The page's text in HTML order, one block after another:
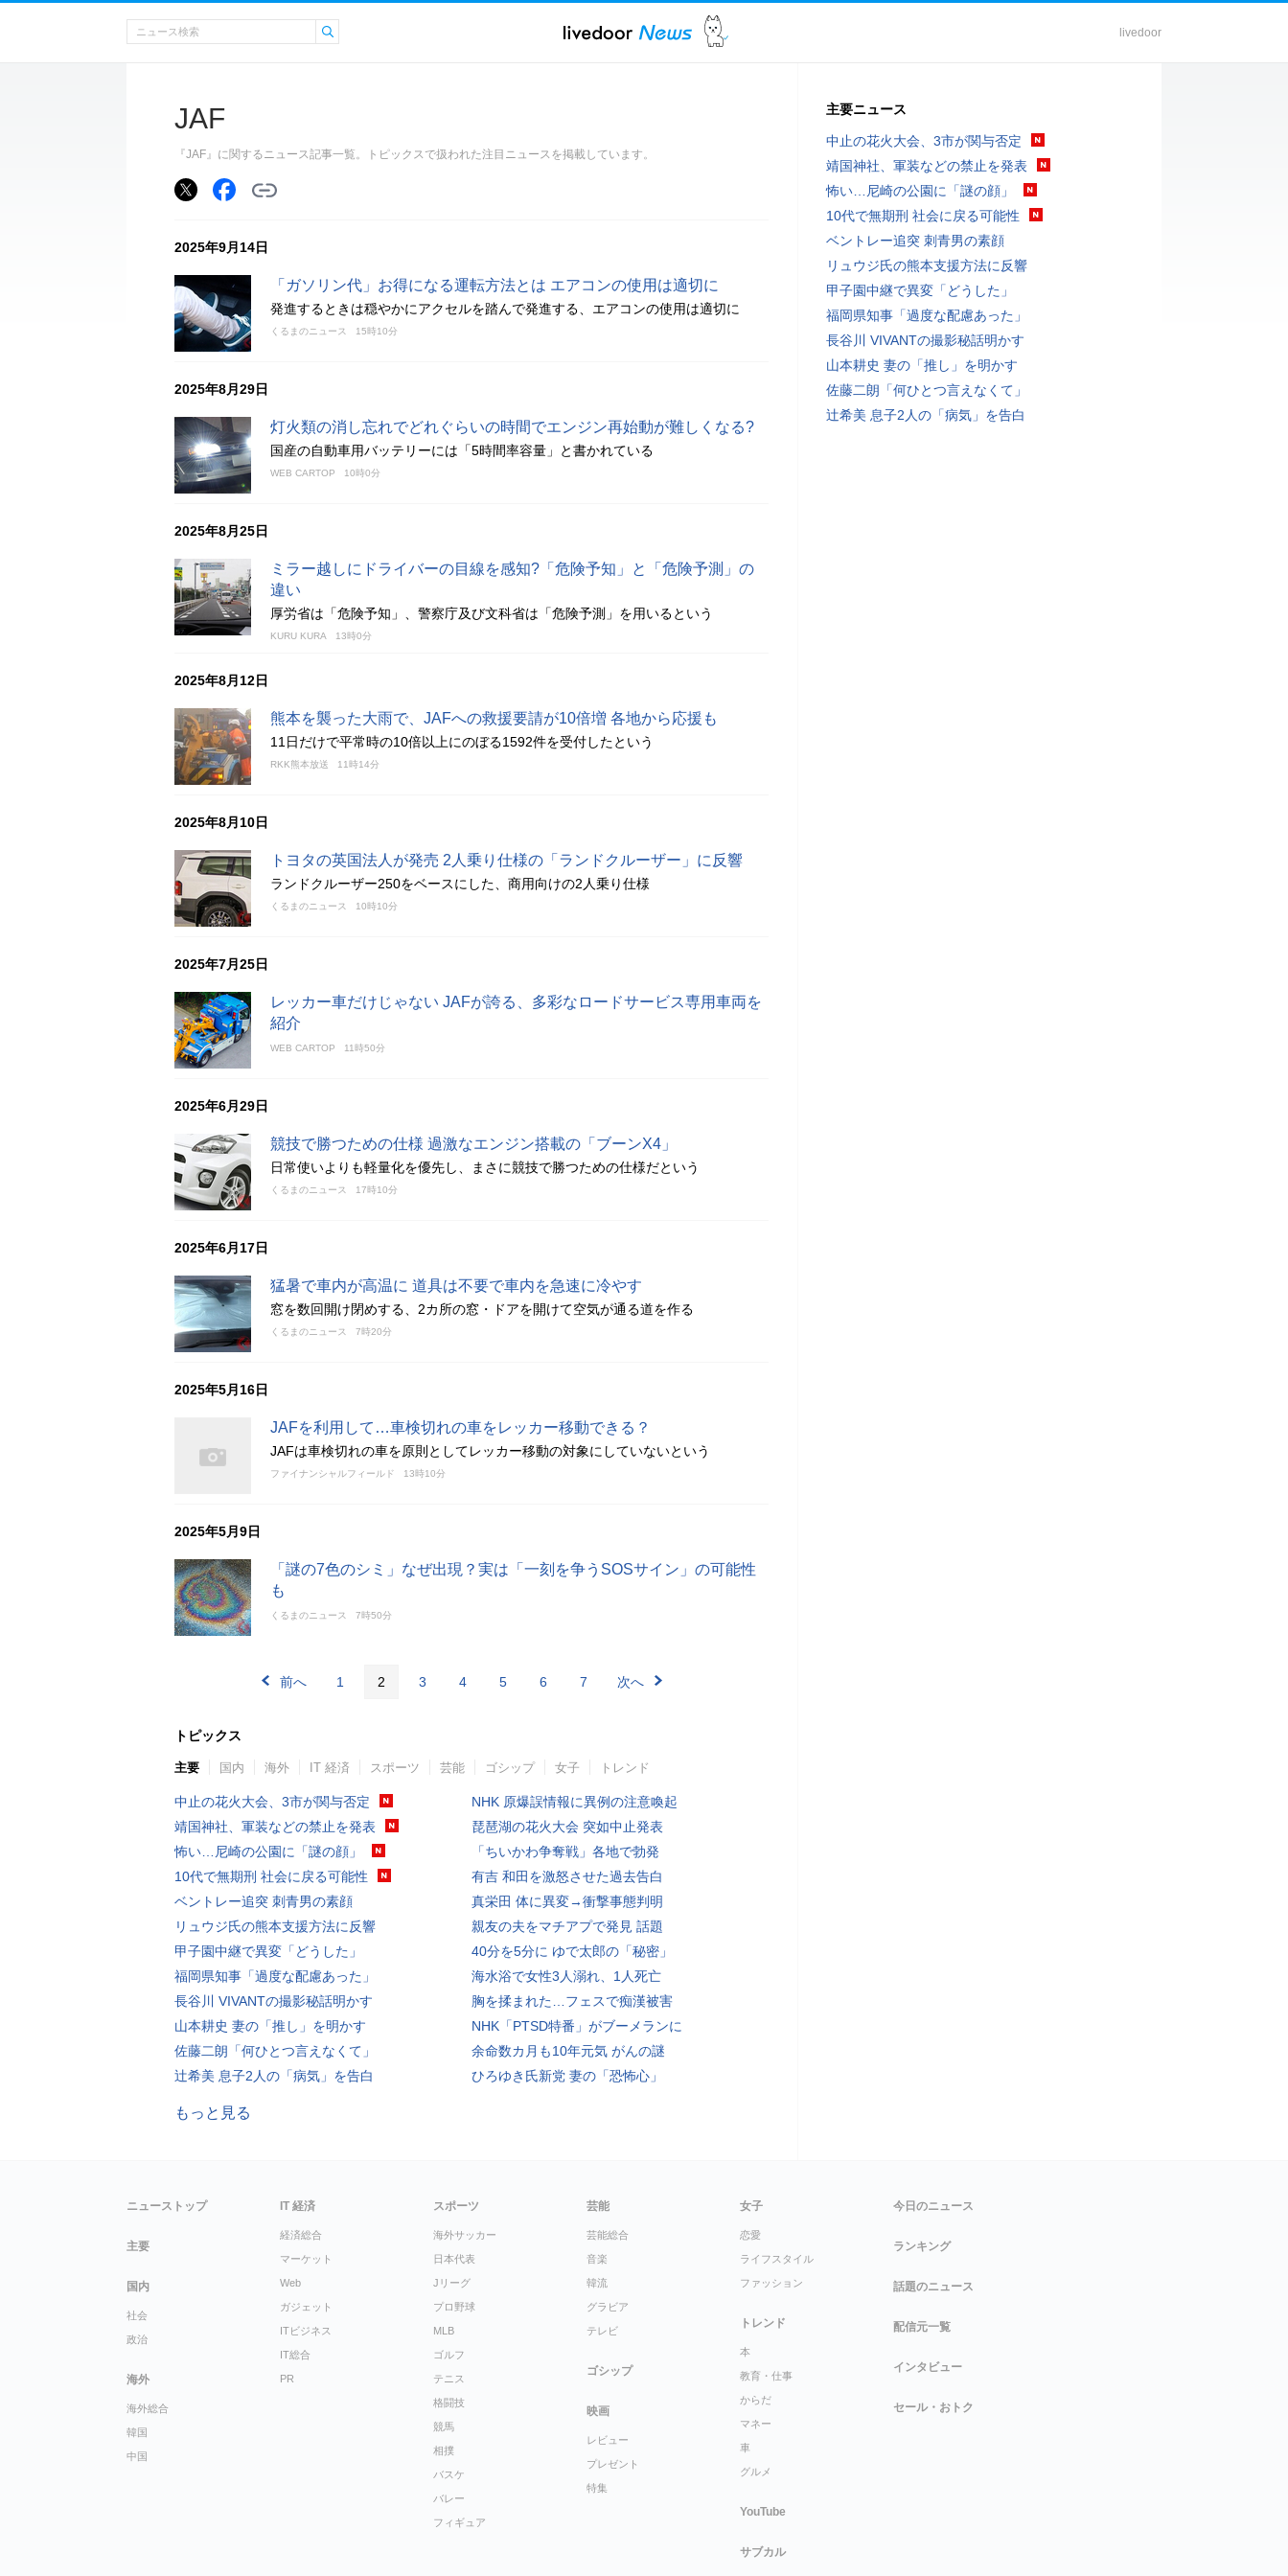
livedoor
JAF
『JAF』に関するニュース記事一覧。トピックスで扱われた注目ニュースを掲載しています。
2025年9月14日
「ガソリン代」お得になる運転方法とは エアコンの使用は適切に
発進するときは穏やかにアクセルを踏んで発進する、エアコンの使用は適切に
くるまのニュース 15時10分
2025年8月29日
灯火類の消し忘れでどれぐらいの時間でエンジン再始動が難しくなる?
国産の自動車用バッテリーには「5時間率容量」と書かれている
WEB CARTOP 10時0分
2025年8月25日
ミラー越しにドライバーの目線を感知?「危険予知」と「危険予測」の
違い
厚労省は「危険予知」、警察庁及び文科省は「危険予測」を用いるという
KURU KURA 13時0分
2025年8月12日
熊本を襲った大雨で、JAFへの救援要請が10倍増 各地から応援も
11日だけで平常時の10倍以上にのぼる1592件を受付したという
RKK熊本放送 11時14分
2025年8月10日
トヨタの英国法人が発売 2人乗り仕様の「ランドクルーザー」に反響
ランドクルーザー250をベースにした、商用向けの2人乗り仕様
くるまのニュース 10時10分
2025年7月25日
レッカー車だけじゃない JAFが誇る、多彩なロードサービス専用車両を
紹介
WEB CARTOP 11時50分
2025年6月29日
競技で勝つための仕様 過激なエンジン搭載の「ブーンX4」
日常使いよりも軽量化を優先し、まさに競技で勝つための仕様だという
くるまのニュース 17時10分
2025年6月17日
猛暑で車内が高温に 道具は不要で車内を急速に冷やす
窓を数回開け閉めする、2カ所の窓・ドアを開けて空気が通る道を作る
くるまのニュース 7時20分
2025年5月16日
JAFを利用して…車検切れの車をレッカー移動できる？
JAFは車検切れの車を原則としてレッカー移動の対象にしていないという
ファイナンシャルフィールド 13時10分
2025年5月9日
「謎の7色のシミ」なぜ出現？実は「一刻を争うSOSサイン」の可能性
も
くるまのニュース 7時50分
前へ 1 2 3 4 5 6 7 次へ
トピックス
主要 国内 海外 IT 経済 スポーツ 芸能 ゴシップ 女子 トレンド
中止の花火大会、3市が関与否定
靖国神社、軍装などの禁止を発表
怖い…尼崎の公園に「謎の顔」
10代で無期刑 社会に戻る可能性
ベントレー追突 刺青男の素顔
リュウジ氏の熊本支援方法に反響
甲子園中継で異変「どうした」
福岡県知事「過度な配慮あった」
長谷川 VIVANTの撮影秘話明かす
山本耕史 妻の「推し」を明かす
佐藤二朗「何ひとつ言えなくて」
辻希美 息子2人の「病気」を告白
NHK 原爆誤情報に異例の注意喚起
琵琶湖の花火大会 突如中止発表
「ちいかわ争奪戦」各地で勃発
有吉 和田を激怒させた過去告白
真栄田 体に異変→衝撃事態判明
親友の夫をマチアプで発見 話題
40分を5分に ゆで太郎の「秘密」
海水浴で女性3人溺れ、1人死亡
胸を揉まれた…フェスで痴漢被害
NHK「PTSD特番」がブーメランに
余命数カ月も10年元気 がんの謎
ひろゆき氏新党 妻の「恐怖心」
もっと見る
主要ニュース
中止の花火大会、3市が関与否定
靖国神社、軍装などの禁止を発表
怖い…尼崎の公園に「謎の顔」
10代で無期刑 社会に戻る可能性
ベントレー追突 刺青男の素顔
リュウジ氏の熊本支援方法に反響
甲子園中継で異変「どうした」
福岡県知事「過度な配慮あった」
長谷川 VIVANTの撮影秘話明かす
山本耕史 妻の「推し」を明かす
佐藤二朗「何ひとつ言えなくて」
辻希美 息子2人の「病気」を告白
ニューストップ
主要
国内
社会
政治
海外
海外総合
韓国
中国
IT 経済
経済総合
マーケット
Web
ガジェット
ITビジネス
IT総合
PR
スポーツ
海外サッカー
日本代表
Jリーグ
プロ野球
MLB
ゴルフ
テニス
格闘技
競馬
相撲
バスケ
バレー
フィギュア
芸能
芸能総合
音楽
韓流
グラビア
テレビ
ゴシップ
映画
レビュー
プレゼント
特集
女子
恋愛
ライフスタイル
ファッション
トレンド
本
教育・仕事
からだ
マネー
車
グルメ
YouTube
サブカル
今日のニュース
ランキング
話題のニュース
配信元一覧
インタビュー
セール・おトク